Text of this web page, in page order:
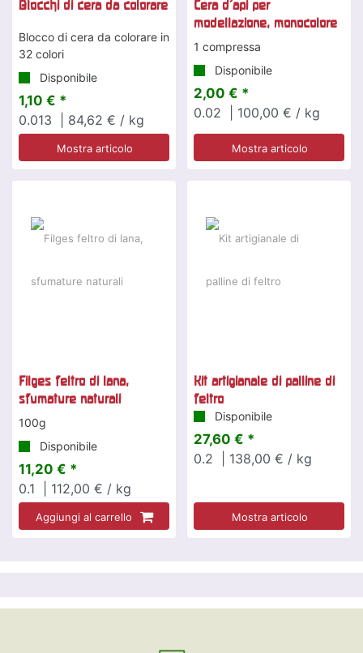
Blocchi di cera da colorare
Blocco di cera da colorare in
32 colori
Disponibile
1,10 € *
0.013
| 84,62 € / kg
Mostra articolo
Cera d'api per
modellazione, monocolore
1 compressa
Disponibile
2,00 € *
0.02
| 100,00 € / kg
Mostra articolo
Filges feltro di lana,
sfumature naturali
100g
Disponibile
11,20 € *
0.1
| 112,00 € / kg
Aggiungi al carrello
Kit artigianale di palline di
feltro
Disponibile
27,60 € *
0.2
| 138,00 € / kg
Mostra articolo